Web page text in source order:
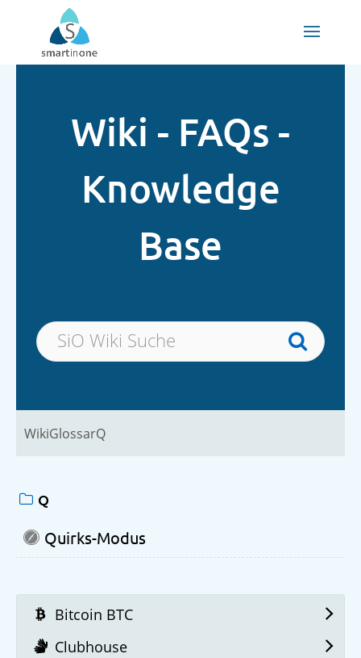
Wiki - FAQs -
Knowledge
Base
WikiGlossarQ
Q
Quirks-Modus
Bitcoin BTC
Clubhouse